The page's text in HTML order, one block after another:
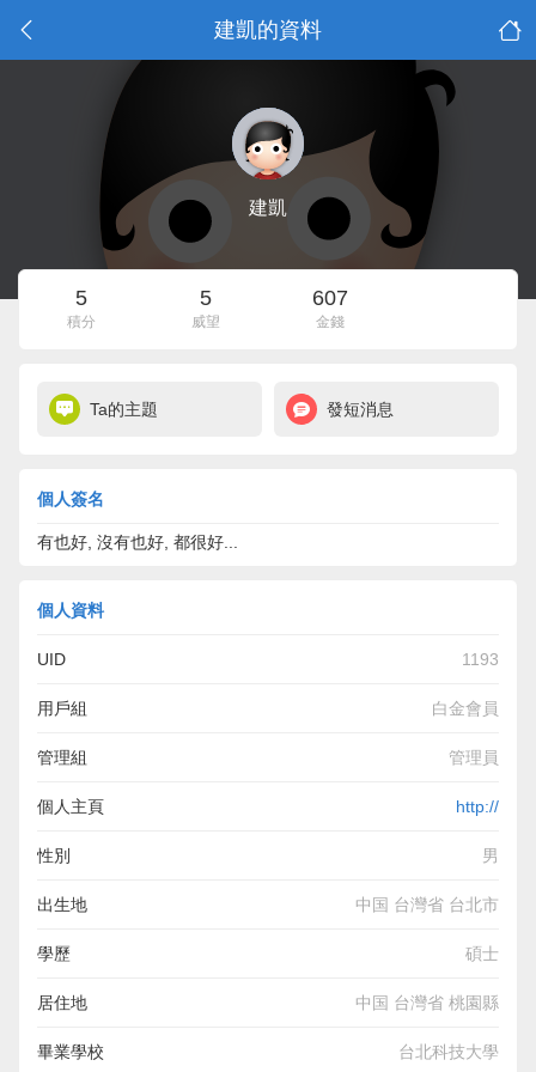
建凱的資料
建凱
5
積分
5
威望
607
金錢
Ta的主題 發短消息
個人簽名
有也好, 沒有也好, 都很好...
個人資料
UID 1193
用戶組 白金會員
管理組 管理員
個人主頁 http://
性別 男
出生地 中国 台灣省 台北市
學歷 碩士
居住地 中国 台灣省 桃園縣
畢業學校 台北科技大學